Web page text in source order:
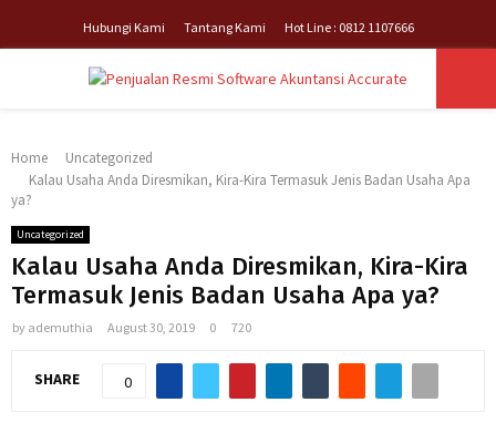
Hubungi Kami Tantang Kami Hot Line : 0812 1107666
MENU
Home
Uncategorized
Kalau Usaha Anda Diresmikan, Kira-Kira Termasuk Jenis Badan Usaha Apa
ya?
Uncategorized
Kalau Usaha Anda Diresmikan, Kira-Kira
Termasuk Jenis Badan Usaha Apa ya?
by ademuthia August 30, 2019 0 720
SHARE 0